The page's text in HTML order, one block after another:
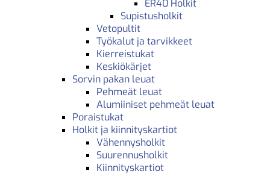
ER40 Holkit
Supistusholkit
Vetopultit
Työkalut ja tarvikkeet
Kierreistukat
Keskiökärjet
Sorvin pakan leuat
Pehmeät leuat
Alumiiniset pehmeät leuat
Poraistukat
Holkit ja kiinnityskartiot
Vähennysholkit
Suurennusholkit
Kiinnityskartiot